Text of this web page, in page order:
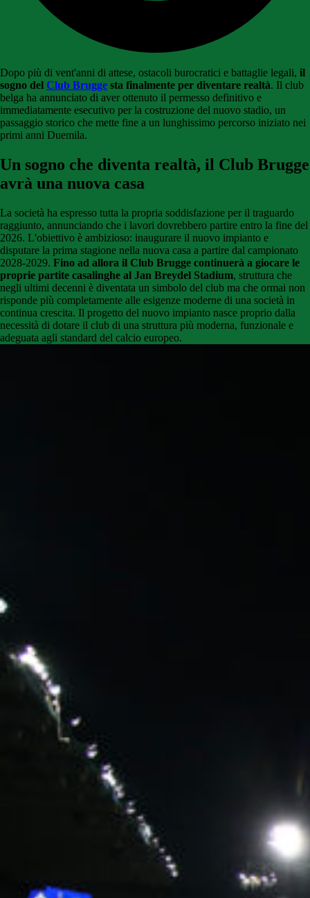
Dopo più di vent'anni di attese, ostacoli burocratici e battaglie legali, il
sogno del Club Brugge sta finalmente per diventare realtà. Il club
belga ha annunciato di aver ottenuto il permesso definitivo e
immediatamente esecutivo per la costruzione del nuovo stadio, un
passaggio storico che mette fine a un lunghissimo percorso iniziato nei
primi anni Duemila.
Un sogno che diventa realtà, il Club Brugge
avrà una nuova casa
La società ha espresso tutta la propria soddisfazione per il traguardo
raggiunto, annunciando che i lavori dovrebbero partire entro la fine del
2026. L'obiettivo è ambizioso: inaugurare il nuovo impianto e
disputare la prima stagione nella nuova casa a partire dal campionato
2028-2029. Fino ad allora il Club Brugge continuerà a giocare le
proprie partite casalinghe al Jan Breydel Stadium, struttura che
negli ultimi decenni è diventata un simbolo del club ma che ormai non
risponde più completamente alle esigenze moderne di una società in
continua crescita. Il progetto del nuovo impianto nasce proprio dalla
necessità di dotare il club di una struttura più moderna, funzionale e
adeguata agli standard del calcio europeo.